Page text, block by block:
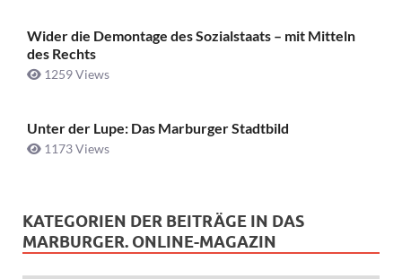
Wider die Demontage des Sozialstaats – mit Mitteln
des Rechts
1259 Views
Unter der Lupe: Das Marburger Stadtbild
1173 Views
KATEGORIEN DER BEITRÄGE IN DAS
MARBURGER. ONLINE-MAGAZIN